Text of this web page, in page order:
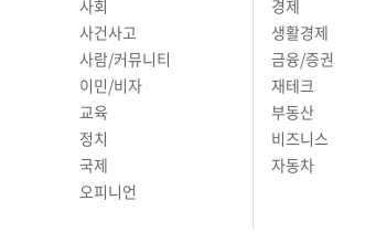
사회
사건사고
사람/커뮤니티
이민/비자
교육
정치
국제
오피니언
경제
생활경제
금융/증권
재테크
부동산
비즈니스
자동차